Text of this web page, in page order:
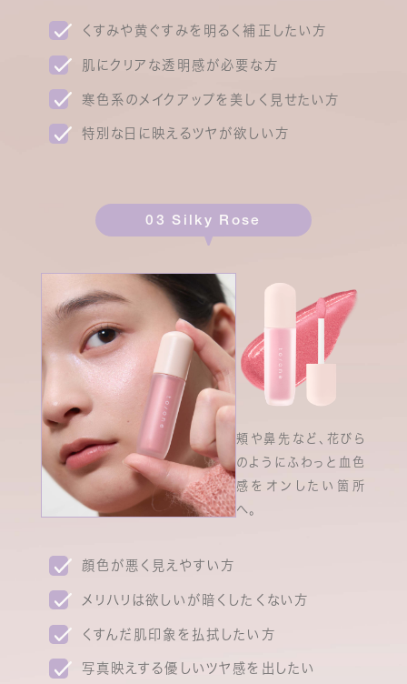
くすみや黄ぐすみを明るく補正したい方
肌にクリアな透明感が必要な方
寒色系のメイクアップを美しく見せたい方
特別な日に映えるツヤが欲しい方
03 Silky Rose
頬や鼻先など、花びら
のようにふわっと血色
感をオンしたい箇所
へ。
顔色が悪く見えやすい方
メリハリは欲しいが暗くしたくない方
くすんだ肌印象を払拭したい方
写真映えする優しいツヤ感を出したい